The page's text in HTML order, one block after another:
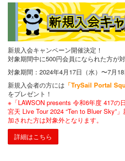
新規入会キャンペーン開催決定！
対象期間中に500円会員になられた方が対
対象期間：2024年4月17日（水）〜7月18
新規入会者の方には 「TrySail Portal
をプレゼント！
※「LAWSON presents 令和6年度 417の
宮天 Live Tour 2024 “Ten to Bluer Sky”
加された方は対象外となります。
詳細はこちら